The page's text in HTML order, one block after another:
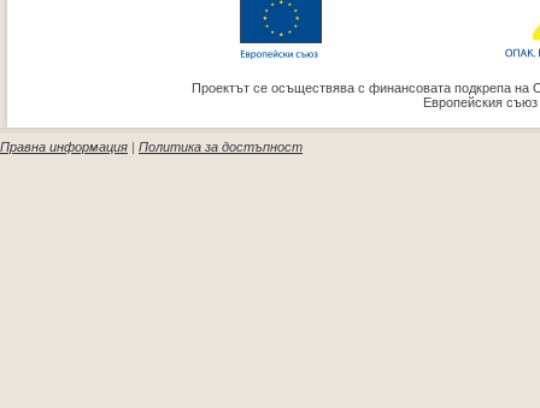
Проектът се осъществява с финансовата подкрепа на
Европейския
Правна информация | Политика за достъпност